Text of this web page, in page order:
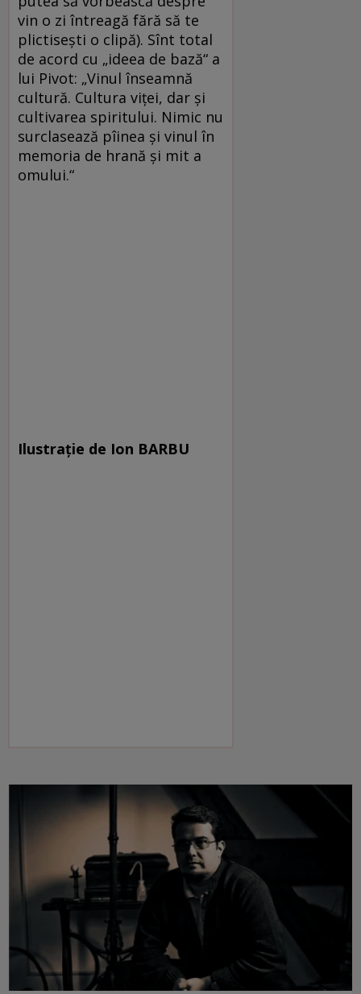
vin o zi întreagă fără să te
plictisești o clipă). Sînt total
de acord cu „ideea de bază“ a
lui Pivot: „Vinul înseamnă
cultură. Cultura viței, dar și
cultivarea spiritului. Nimic nu
surclasează pîinea și vinul în
memoria de hrană și mit a
omului.“
Ilustrație de Ion BARBU